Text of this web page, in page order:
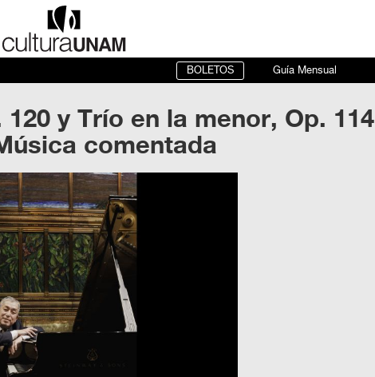
BOLETOS Guía Mensual
y Trío en la menor, Op. 114
comentada